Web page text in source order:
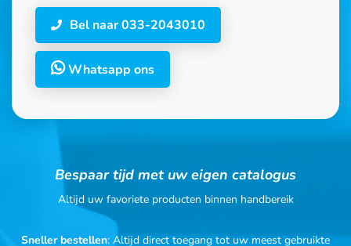
Bel naar 033-2043010
Whatsapp ons
Bespaar tijd met uw eigen catalogus
Altijd uw favoriete producten binnen handbereik
Sneller bestellen: Altijd direct toegang tot uw meest gebruikte